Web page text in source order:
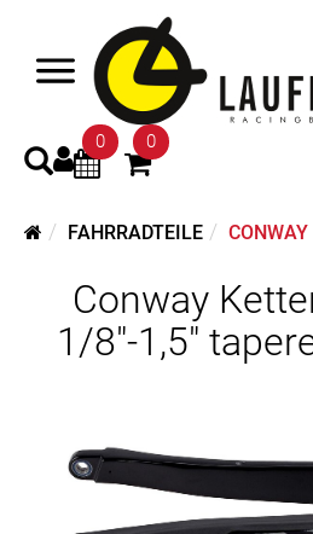
0 0
FAHRRADTEILE
Conway
1/8"-1,5"